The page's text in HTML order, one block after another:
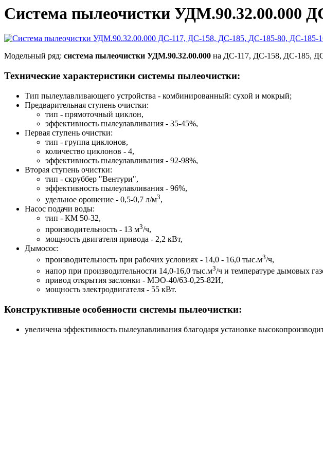
Система пылеочистки УДМ.90.32.00.000
Модельный ряд: система пылеочистки УДМ.90.32.00.000 на ДС-117, ДС-158, ДС-185,
Технические характеристики системы пылеочистки:
Тип пылеулавливающего устройства - комбинированный: сухой и мокрый;
Предварительная ступень очистки:
тип - прямоточный циклон,
эффективность пылеулавливания - 35-45%,
Первая ступень очистки:
тип - группа циклонов,
количество циклонов - 4,
эффективность пылеулавливания - 92-98%,
Вторая ступень очистки:
тип - скруббер "Вентури",
эффективность пылеулавливания - 96%,
удельное орошение - 0,5-0,7 л/м3,
Насос подачи воды:
тип - КМ 50-32,
производительность - 13 м3/ч,
мощность двигателя привода - 2,2 кВт,
Дымосос:
производительность при рабочих условиях - 14,0 - 16,0 тыс.м3/ч,
напор при производительности 14,0-16,0 тыс.м3/ч и температуре дымовых
привод открытия заслонки - МЭО-40/63-0,25-82И,
мощность электродвигателя - 55 кВт.
Конструктивные особенности системы пылеочистки:
увеличена эффективность пылеулавливания благодаря установке